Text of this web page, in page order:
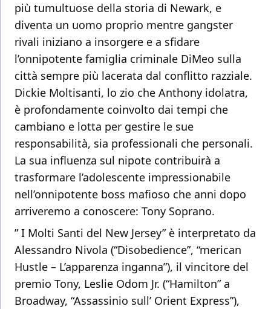
più tumultuose della storia di Newark, e
diventa un uomo proprio mentre gangster
rivali iniziano a insorgere e a sfidare
l’onnipotente famiglia criminale DiMeo sulla
città sempre più lacerata dal conflitto razziale.
Dickie Moltisanti, lo zio che Anthony idolatra,
è profondamente coinvolto dai tempi che
cambiano e lotta per gestire le sue
responsabilità, sia professionali che personali.
La sua influenza sul nipote contribuirà a
trasformare l’adolescente impressionabile
nell’onnipotente boss mafioso che anni dopo
arriveremo a conoscere: Tony Soprano.
” I Molti Santi del New Jersey” è interpretato da
Alessandro Nivola (“Disobedience”, “merican
Hustle – L’apparenza inganna”), il vincitore del
premio Tony, Leslie Odom Jr. (“Hamilton” a
Broadway, “Assassinio sull’ Orient Express”),